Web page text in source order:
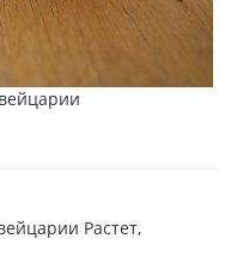
Растет,